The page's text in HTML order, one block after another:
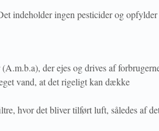
indeholder ingen pesticider og
der ejes og drives af
vand, at det rigeligt kan dække
hvor det bliver tilført luft, således af